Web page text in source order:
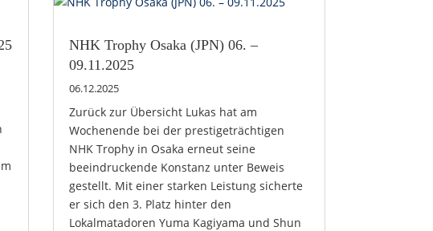
NHK Trophy Osaka (JPN) 06. –
09.11.2025
06.12.2025
Zurück zur Übersicht Lukas hat am
Wochenende bei der prestigeträchtigen
NHK Trophy in Osaka erneut seine
beeindruckende Konstanz unter Beweis
gestellt. Mit einer starken Leistung sicherte
er sich den 3. Platz hinter den
Lokalmatadoren Yuma Kagiyama und Shun